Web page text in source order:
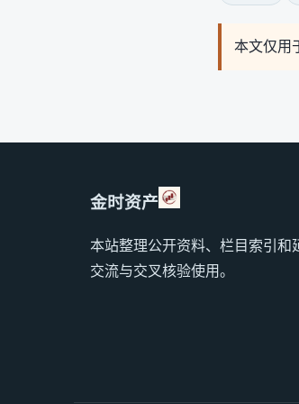
本文仅用
金时资产
本站整理公开资料、栏目索引和
交流与交叉核验使用。